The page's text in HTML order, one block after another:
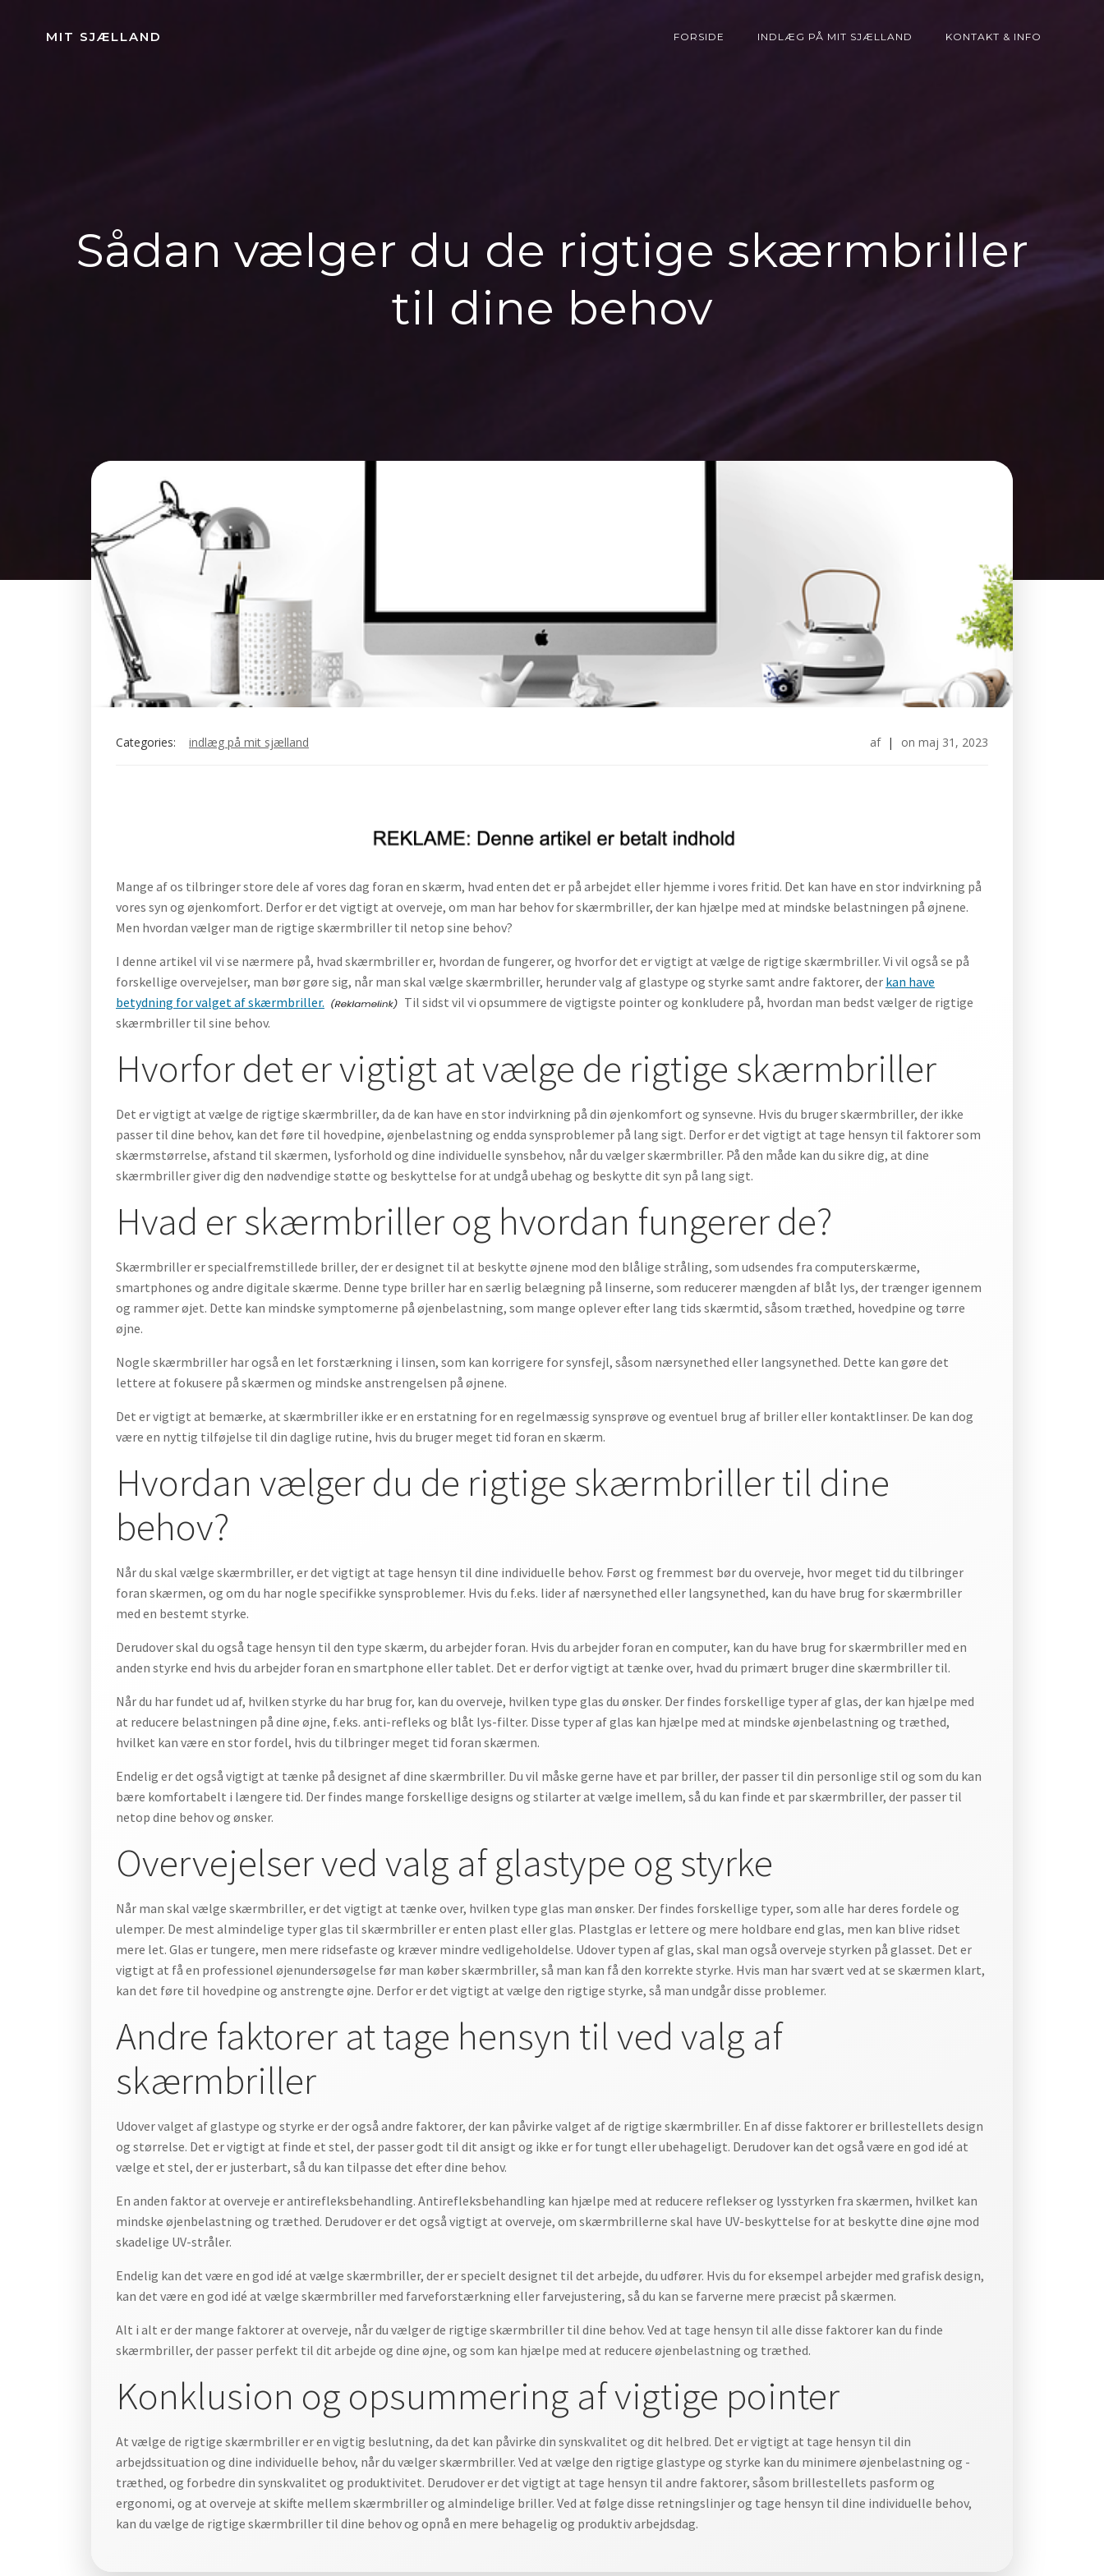
MIT SJÆLLAND FORSIDE INDLÆG PÅ MIT SJÆLLAND KONTAKT & INFO
Sådan vælger du de rigtige skærmbriller
til dine behov
Categories: indlæg på mit sjælland af | on maj 31, 2023
Mange af os tilbringer store dele af vores dag foran en skærm, hvad enten det er på arbejdet eller hjemme i vores fritid. Det kan have en stor indvirkning på
vores syn og øjenkomfort. Derfor er det vigtigt at overveje, om man har behov for skærmbriller, der kan hjælpe med at mindske belastningen på øjnene.
Men hvordan vælger man de rigtige skærmbriller til netop sine behov?
I denne artikel vil vi se nærmere på, hvad skærmbriller er, hvordan de fungerer, og hvorfor det er vigtigt at vælge de rigtige skærmbriller. Vi vil også se på
forskellige overvejelser, man bør gøre sig, når man skal vælge skærmbriller, herunder valg af glastype og styrke samt andre faktorer, der kan have
betydning for valget af skærmbriller.
Til sidst vil vi opsummere de vigtigste pointer og konkludere på, hvordan man bedst vælger de rigtige
skærmbriller til sine behov.
Hvorfor det er vigtigt at vælge de rigtige skærmbriller
Det er vigtigt at vælge de rigtige skærmbriller, da de kan have en stor indvirkning på din øjenkomfort og synsevne. Hvis du bruger skærmbriller, der ikke
passer til dine behov, kan det føre til hovedpine, øjenbelastning og endda synsproblemer på lang sigt. Derfor er det vigtigt at tage hensyn til faktorer som
skærmstørrelse, afstand til skærmen, lysforhold og dine individuelle synsbehov, når du vælger skærmbriller. På den måde kan du sikre dig, at dine
skærmbriller giver dig den nødvendige støtte og beskyttelse for at undgå ubehag og beskytte dit syn på lang sigt.
Hvad er skærmbriller og hvordan fungerer de?
Skærmbriller er specialfremstillede briller, der er designet til at beskytte øjnene mod den blålige stråling, som udsendes fra computerskærme,
smartphones og andre digitale skærme. Denne type briller har en særlig belægning på linserne, som reducerer mængden af blåt lys, der trænger igennem
og rammer øjet. Dette kan mindske symptomerne på øjenbelastning, som mange oplever efter lang tids skærmtid, såsom træthed, hovedpine og tørre
øjne.
Nogle skærmbriller har også en let forstærkning i linsen, som kan korrigere for synsfejl, såsom nærsynethed eller langsynethed. Dette kan gøre det
lettere at fokusere på skærmen og mindske anstrengelsen på øjnene.
Det er vigtigt at bemærke, at skærmbriller ikke er en erstatning for en regelmæssig synsprøve og eventuel brug af briller eller kontaktlinser. De kan dog
være en nyttig tilføjelse til din daglige rutine, hvis du bruger meget tid foran en skærm.
Hvordan vælger du de rigtige skærmbriller til dine
behov?
Når du skal vælge skærmbriller, er det vigtigt at tage hensyn til dine individuelle behov. Først og fremmest bør du overveje, hvor meget tid du tilbringer
foran skærmen, og om du har nogle specifikke synsproblemer. Hvis du f.eks. lider af nærsynethed eller langsynethed, kan du have brug for skærmbriller
med en bestemt styrke.
Derudover skal du også tage hensyn til den type skærm, du arbejder foran. Hvis du arbejder foran en computer, kan du have brug for skærmbriller med en
anden styrke end hvis du arbejder foran en smartphone eller tablet. Det er derfor vigtigt at tænke over, hvad du primært bruger dine skærmbriller til.
Når du har fundet ud af, hvilken styrke du har brug for, kan du overveje, hvilken type glas du ønsker. Der findes forskellige typer af glas, der kan hjælpe med
at reducere belastningen på dine øjne, f.eks. anti-refleks og blåt lys-filter. Disse typer af glas kan hjælpe med at mindske øjenbelastning og træthed,
hvilket kan være en stor fordel, hvis du tilbringer meget tid foran skærmen.
Endelig er det også vigtigt at tænke på designet af dine skærmbriller. Du vil måske gerne have et par briller, der passer til din personlige stil og som du kan
bære komfortabelt i længere tid. Der findes mange forskellige designs og stilarter at vælge imellem, så du kan finde et par skærmbriller, der passer til
netop dine behov og ønsker.
Overvejelser ved valg af glastype og styrke
Når man skal vælge skærmbriller, er det vigtigt at tænke over, hvilken type glas man ønsker. Der findes forskellige typer, som alle har deres fordele og
ulemper. De mest almindelige typer glas til skærmbriller er enten plast eller glas. Plastglas er lettere og mere holdbare end glas, men kan blive ridset
mere let. Glas er tungere, men mere ridsefaste og kræver mindre vedligeholdelse. Udover typen af glas, skal man også overveje styrken på glasset. Det er
vigtigt at få en professionel øjenundersøgelse før man køber skærmbriller, så man kan få den korrekte styrke. Hvis man har svært ved at se skærmen klart,
kan det føre til hovedpine og anstrengte øjne. Derfor er det vigtigt at vælge den rigtige styrke, så man undgår disse problemer.
Andre faktorer at tage hensyn til ved valg af
skærmbriller
Udover valget af glastype og styrke er der også andre faktorer, der kan påvirke valget af de rigtige skærmbriller. En af disse faktorer er brillestellets design
og størrelse. Det er vigtigt at finde et stel, der passer godt til dit ansigt og ikke er for tungt eller ubehageligt. Derudover kan det også være en god idé at
vælge et stel, der er justerbart, så du kan tilpasse det efter dine behov.
En anden faktor at overveje er antirefleksbehandling. Antirefleksbehandling kan hjælpe med at reducere reflekser og lysstyrken fra skærmen, hvilket kan
mindske øjenbelastning og træthed. Derudover er det også vigtigt at overveje, om skærmbrillerne skal have UV-beskyttelse for at beskytte dine øjne mod
skadelige UV-stråler.
Endelig kan det være en god idé at vælge skærmbriller, der er specielt designet til det arbejde, du udfører. Hvis du for eksempel arbejder med grafisk design,
kan det være en god idé at vælge skærmbriller med farveforstærkning eller farvejustering, så du kan se farverne mere præcist på skærmen.
Alt i alt er der mange faktorer at overveje, når du vælger de rigtige skærmbriller til dine behov. Ved at tage hensyn til alle disse faktorer kan du finde
skærmbriller, der passer perfekt til dit arbejde og dine øjne, og som kan hjælpe med at reducere øjenbelastning og træthed.
Konklusion og opsummering af vigtige pointer
At vælge de rigtige skærmbriller er en vigtig beslutning, da det kan påvirke din synskvalitet og dit helbred. Det er vigtigt at tage hensyn til din
arbejdssituation og dine individuelle behov, når du vælger skærmbriller. Ved at vælge den rigtige glastype og styrke kan du minimere øjenbelastning og -
træthed, og forbedre din synskvalitet og produktivitet. Derudover er det vigtigt at tage hensyn til andre faktorer, såsom brillestellets pasform og
ergonomi, og at overveje at skifte mellem skærmbriller og almindelige briller. Ved at følge disse retningslinjer og tage hensyn til dine individuelle behov,
kan du vælge de rigtige skærmbriller til dine behov og opnå en mere behagelig og produktiv arbejdsdag.